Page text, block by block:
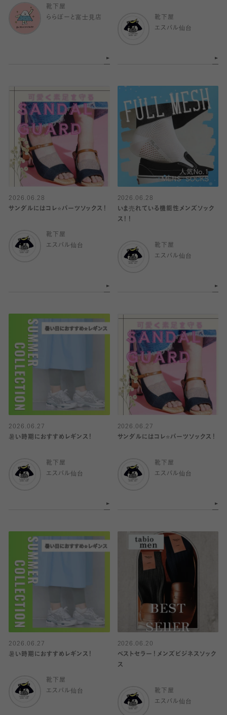
靴下屋
ららぽーと富士見店
靴下屋
エスパル仙台
2026.06.28
サンダルにはコレ⭐️パーツソックス！
靴下屋
エスパル仙台
2026.06.28
いま売れている機能性メンズソック
ス！！
靴下屋
エスパル仙台
2026.06.27
暑い時期におすすめレギンス！
靴下屋
エスパル仙台
2026.06.27
サンダルにはコレ⭐️パーツソックス！
靴下屋
エスパル仙台
2026.06.27
暑い時期におすすめレギンス！
靴下屋
エスパル仙台
2026.06.20
ベストセラー！メンズビジネスソック
ス
靴下屋
エスパル仙台